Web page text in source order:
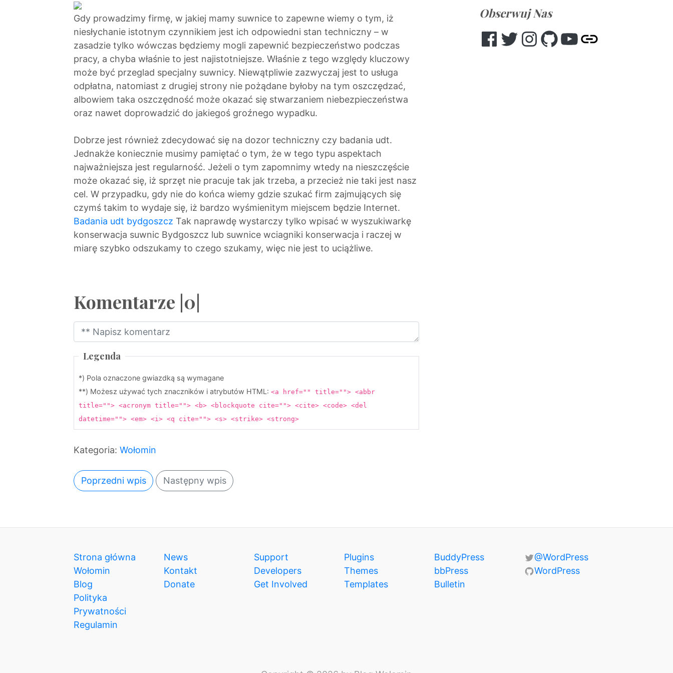
Gdy prowadzimy firmę, w jakiej mamy suwnice to zapewne wiemy o tym, iż
niesłychanie istotnym czynnikiem jest ich odpowiedni stan techniczny – w
zasadzie tylko wówczas będziemy mogli zapewnić bezpieczeństwo podczas
pracy, a chyba właśnie to jest najistotniejsze. Właśnie z tego względy kluczowy
może być przeglad specjalny suwnicy. Niewątpliwie zazwyczaj jest to usługa
odpłatna, natomiast z drugiej strony nie pożądane byłoby na tym oszczędzać,
albowiem taka oszczędność może okazać się stwarzaniem niebezpieczeństwa
oraz nawet doprowadzić do jakiegoś groźnego wypadku.
Dobrze jest również zdecydować się na dozor techniczny czy badania udt.
Jednakże koniecznie musimy pamiętać o tym, że w tego typu aspektach
najważniejsza jest regularność. Jeżeli o tym zapomnimy wtedy na nieszczęście
może okazać się, iż sprzęt nie pracuje tak jak trzeba, a przecież nie taki jest nasz
cel. W przypadku, gdy nie do końca wiemy gdzie szukać firm zajmujących się
czymś takim to wydaje się, iż bardzo wyśmienitym miejscem będzie Internet.
Badania udt bydgoszcz Tak naprawdę wystarczy tylko wpisać w wyszukiwarkę
konserwacja suwnic Bydgoszcz lub suwnice wciagniki konserwacja i raczej w
miarę szybko odszukamy to czego szukamy, więc nie jest to uciążliwe.
Komentarze |0|
Legenda
*) Pola oznaczone gwiazdką są wymagane
**) Możesz używać tych znaczników i atrybutów HTML: <a href="" title=""> <abbr
title=""> <acronym title=""> <b> <blockquote cite=""> <cite> <code> <del
datetime=""> <em> <i> <q cite=""> <s> <strike> <strong>
Kategoria: Wołomin
Poprzedni wpis Następny wpis
Obserwuj Nas
Facebook
TwitterInstagram
GitHubYouTube
Other
Strona główna
Wołomin
Blog
Polityka
Prywatności
Regulamin
News
Kontakt
Donate
Support
Developers
Get Involved
Plugins
Themes
Templates
BuddyPress
bbPress
Bulletin
@WordPress
WordPress